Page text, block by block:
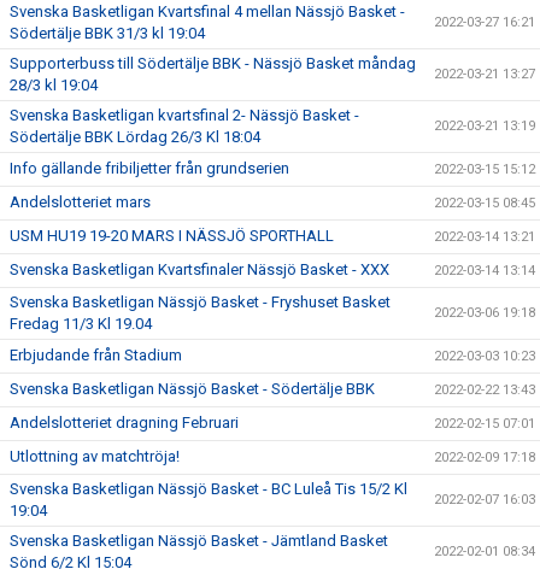
Svenska Basketligan Kvartsfinal 4 mellan Nässjö Basket -
Södertälje BBK 31/3 kl 19:04
2022-03-27 16:21
Supporterbuss till Södertälje BBK - Nässjö Basket måndag
28/3 kl 19:04
2022-03-21 13:27
Svenska Basketligan kvartsfinal 2- Nässjö Basket -
Södertälje BBK Lördag 26/3 Kl 18:04
2022-03-21 13:19
Info gällande fribiljetter från grundserien 2022-03-15 15:12
Andelslotteriet mars 2022-03-15 08:45
USM HU19 19-20 MARS I NÄSSJÖ SPORTHALL 2022-03-14 13:21
Svenska Basketligan Kvartsfinaler Nässjö Basket - XXX 2022-03-14 13:14
Svenska Basketligan Nässjö Basket - Fryshuset Basket
Fredag 11/3 Kl 19.04
2022-03-06 19:18
Erbjudande från Stadium 2022-03-03 10:23
Svenska Basketligan Nässjö Basket - Södertälje BBK 2022-02-22 13:43
Andelslotteriet dragning Februari 2022-02-15 07:01
Utlottning av matchtröja! 2022-02-09 17:18
Svenska Basketligan Nässjö Basket - BC Luleå Tis 15/2 Kl
19:04
2022-02-07 16:03
Svenska Basketligan Nässjö Basket - Jämtland Basket
Sönd 6/2 Kl 15:04
2022-02-01 08:34